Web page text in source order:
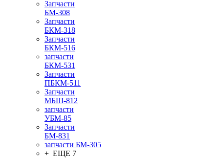
Запчасти
БМ-308
Запчасти
БКМ-318
Запчасти
БКМ-516
запчасти
БКМ-531
Запчасти
ПБКМ-511
Запчасти
МБШ-812
запчасти
УБМ-85
Запчасти
БМ-831
запчасти БМ-305
+ ЕЩЕ 7